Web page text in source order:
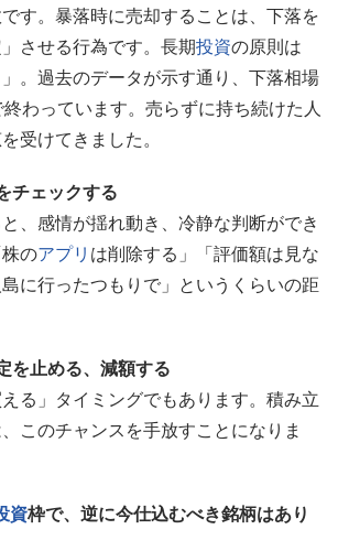
す。暴落時に売却することは、下落を
」させる行為です。長期投資の原則は
」。過去のデータが示す通り、下落相場
わっています。売らずに持ち続けた人
受けてきました。
チェックする
、感情が揺れ動き、冷静な判断ができ
のアプリ は削除する」「評価額は見な
に行ったつもりで」というくらいの距
を止める、減額する
る」タイミングでもあります。積み立
このチャンスを手放すことになりま
資枠で、逆に今仕込むべき銘柄はあり